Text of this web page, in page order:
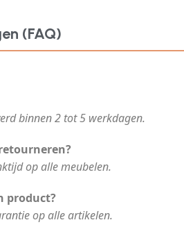
(FAQ)
binnen 2 tot 5 werkdagen.
op alle meubelen.
product?
op alle artikelen.